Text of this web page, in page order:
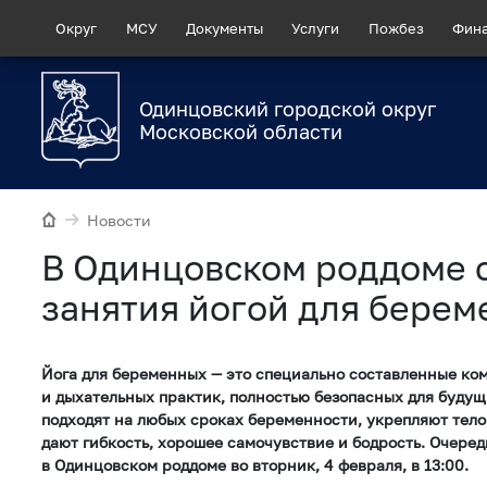
Округ МСУ Документы Услуги Пожбез
Одинцовский городской округ
Московской области
Новости
В Одинцовском роддоме
занятия йогой для
Йога для беременных — это специально составленные
и дыхательных практик, полностью безопасных для
подходят на любых сроках беременности, укрепляют
дают гибкость, хорошее самочувствие и бодрость.
в Одинцовском роддоме во вторник, 4 февраля, в 13:00.